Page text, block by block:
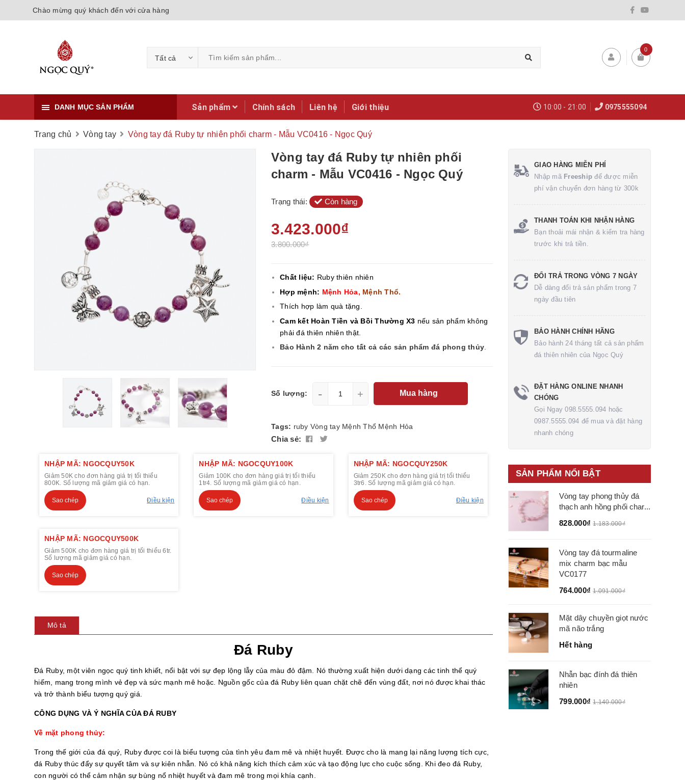
Chào mừng quý khách đến với cửa hàng
Tất cả
0
DANH MỤC SẢN PHẨM Sản phẩm Chính sách Liên hệ Giới thiệu 10:00 - 21:00 0975555094
Trang chủ Vòng tay Vòng tay đá Ruby tự nhiên phối charm - Mẫu VC0416 - Ngọc Quý
Vòng tay đá Ruby tự nhiên phối
charm - Mẫu VC0416 - Ngọc Quý
Trạng thái: Còn hàng
3.423.000₫
3.800.000₫
Chất liệu: Ruby thiên nhiên
Hợp mệnh: Mệnh Hỏa, Mệnh Thổ.
Thích hợp làm quà tặng.
Cam kết Hoàn Tiền và Bồi Thường X3 nếu sản phẩm không
phải đá thiên nhiên thật.
Bảo Hành 2 năm cho tất cả các sản phẩm đá phong thủy.
Số lượng: - + Mua hàng
Tags: ruby Vòng tay Mệnh Thổ Mệnh Hỏa
Chia sẻ:
NHẬP MÃ: NGOCQUY50K
Giảm 50K cho đơn hàng giá trị tối thiểu
800K. Số lượng mã giảm giá có hạn.
Sao chép Điều kiện
NHẬP MÃ: NGOCQUY100K
Giảm 100K cho đơn hàng giá trị tối thiểu
1tr4. Số lượng mã giảm giá có hạn.
Sao chép Điều kiện
NHẬP MÃ: NGOCQUY250K
Giảm 250K cho đơn hàng giá trị tối thiểu
3tr6. Số lượng mã giảm giá có hạn.
Sao chép Điều kiện
NHẬP MÃ: NGOCQUY500K
Giảm 500K cho đơn hàng giá trị tối thiểu 6tr.
Số lượng mã giảm giá có hạn.
Sao chép
Mô tả
Đá Ruby
Đá Ruby, một viên ngọc quý tinh khiết, nổi bật với sự đẹp lộng lẫy của màu đỏ đậm. Nó thường xuất hiện dưới dạng các tinh thể quý
hiếm, mang trong mình vẻ đẹp và sức mạnh mê hoặc. Nguồn gốc của đá Ruby liên quan chặt chẽ đến vùng đất, nơi nó được khai thác
và trở thành biểu tượng quý giá.
CÔNG DỤNG VÀ Ý NGHĨA CỦA ĐÁ RUBY
Về mặt phong thủy:
Trong thế giới của đá quý, Ruby được coi là biểu tượng của tình yêu đam mê và nhiệt huyết. Được cho là mang lại năng lượng tích cực,
đá Ruby thúc đẩy sự quyết tâm và sự kiên nhẫn. Nó có khả năng kích thích cảm xúc và tạo động lực cho cuộc sống. Khi đeo đá Ruby,
con người có thể cảm nhận sự bùng nổ nhiệt huyết và đam mê trong mọi khía cạnh.
GIAO HÀNG MIỄN PHÍ
Nhập mã Freeship để được miễn
phí vận chuyển đơn hàng từ 300k
THANH TOÁN KHI NHẬN HÀNG
Bạn thoải mái nhận & kiểm tra hàng
trước khi trả tiền.
ĐỔI TRẢ TRONG VÒNG 7 NGÀY
Dễ dàng đổi trả sản phẩm trong 7
ngày đầu tiên
BẢO HÀNH CHÍNH HÃNG
Bảo hành 24 tháng tất cả sản phẩm
đá thiên nhiên của Ngọc Quý
ĐẶT HÀNG ONLINE NHANH
CHÓNG
Gọi Ngay 098.5555.094 hoặc
0987.5555.094 để mua và đặt hàng
nhanh chóng
SẢN PHẨM NỔI BẬT
Vòng tay phong thủy đá
thạch anh hồng phối char...
828.000₫ 1.183.000₫
Vòng tay đá tourmaline
mix charm bạc mẫu
VC0177
764.000₫ 1.091.000₫
Mặt dây chuyền giọt nước
mã não trắng
Hết hàng
Nhẫn bạc đính đá thiên
nhiên
799.000₫ 1.140.000₫